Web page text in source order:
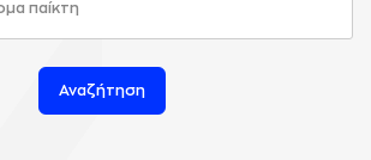
Αναζήτηση